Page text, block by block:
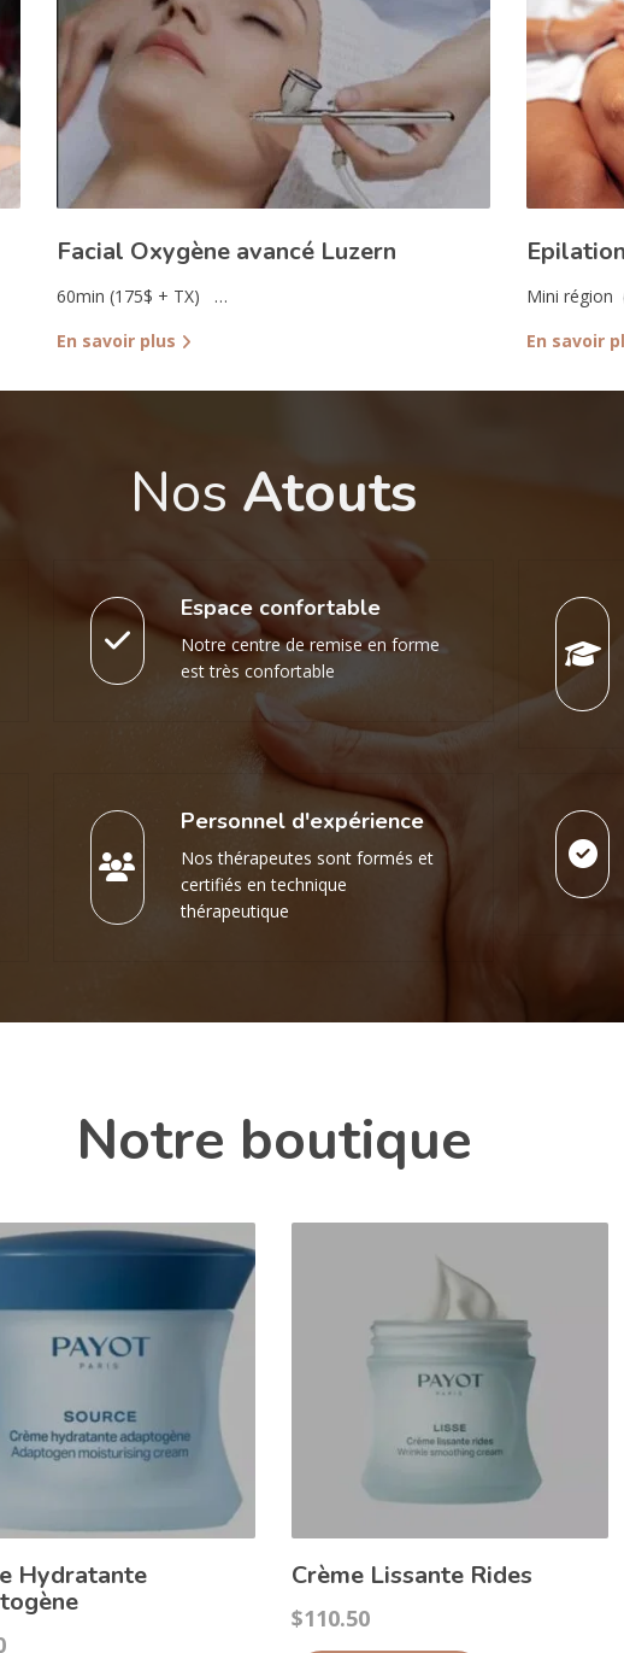
Facial Oxygène avancé Luzern
60min (175$ + TX) …
En savoir plus
Mini région
En savoir
Nos Atouts
Espace confortable
Notre centre de remise en forme
est très confortable
Personnel d'expérience
Nos thérapeutes sont formés et
certifiés en technique
thérapeutique
Notre boutique
Hydratante
Crème Lissante Rides
$110.50